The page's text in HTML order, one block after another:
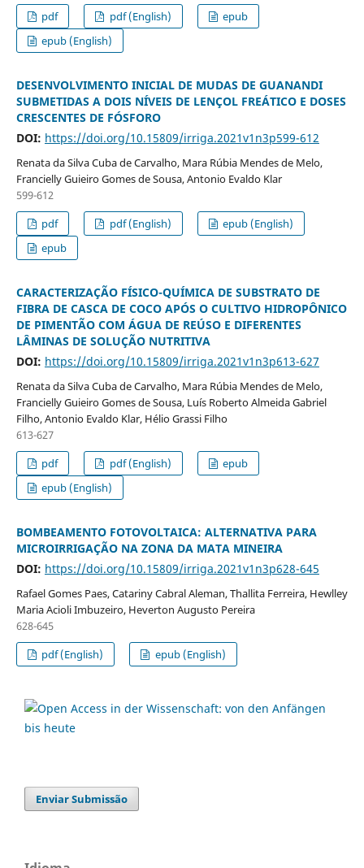
pdf
pdf (English)
epub
epub (English)
DESENVOLVIMENTO INICIAL DE MUDAS DE GUANANDI
SUBMETIDAS A DOIS NÍVEIS DE LENÇOL FREÁTICO E DOSES
CRESCENTES DE FÓSFORO
DOI: https://doi.org/10.15809/irriga.2021v1n3p599-612
Renata da Silva Cuba de Carvalho, Mara Rúbia Mendes de Melo,
Francielly Guieiro Gomes de Sousa, Antonio Evaldo Klar
599-612
pdf
pdf (English)
epub (English)
epub
CARACTERIZAÇÃO FÍSICO-QUÍMICA DE SUBSTRATO DE
FIBRA DE CASCA DE COCO APÓS O CULTIVO HIDROPÔNICO
DE PIMENTÃO COM ÁGUA DE REÚSO E DIFERENTES
LÂMINAS DE SOLUÇÃO NUTRITIVA
DOI: https://doi.org/10.15809/irriga.2021v1n3p613-627
Renata da Silva Cuba de Carvalho, Mara Rúbia Mendes de Melo,
Francielly Guieiro Gomes de Sousa, Luís Roberto Almeida Gabriel
Filho, Antonio Evaldo Klar, Hélio Grassi Filho
613-627
pdf
pdf (English)
epub
epub (English)
BOMBEAMENTO FOTOVOLTAICA: ALTERNATIVA PARA
MICROIRRIGAÇÃO NA ZONA DA MATA MINEIRA
DOI: https://doi.org/10.15809/irriga.2021v1n3p628-645
Rafael Gomes Paes, Catariny Cabral Aleman, Thallita Ferreira, Hewlley
Maria Acioli Imbuzeiro, Heverton Augusto Pereira
628-645
pdf (English)
epub (English)
Enviar Submissão